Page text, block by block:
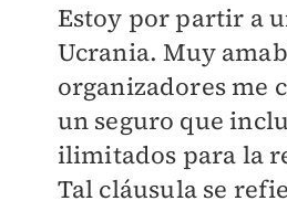
Estoy por partir a
Ucrania. Muy
organizadores me
un seguro que
ilimitados para la
Tal cláusula se